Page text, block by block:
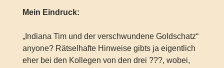
Mein Eindruck:
„Indiana Tim und der verschwundene Goldschatz“
anyone? Rätselhafte Hinweise gibts ja eigentlich
eher bei den Kollegen von den drei ???, wobei,